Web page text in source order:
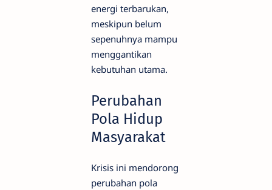
energi terbarukan,
meskipun belum
sepenuhnya mampu
menggantikan
kebutuhan utama.
Perubahan
Pola Hidup
Masyarakat
Krisis ini mendorong
perubahan pola